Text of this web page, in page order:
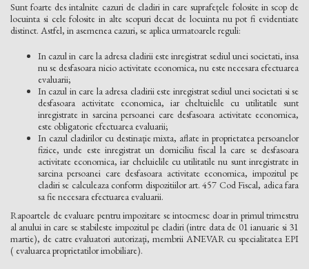
Sunt foarte des intalnite cazuri de cladiri in care suprafețele folosite in scop de
locuinta si cele folosite in alte scopuri decat de locuinta nu pot fi evidentiate
distinct. Astfel, in asemenea cazuri, se aplica urmatoarele reguli:
In cazul in care la adresa cladirii este inregistrat sediul unei societati, insa
nu se desfasoara nicio activitate economica, nu este necesara efectuarea
evaluarii;
In cazul in care la adresa cladirii este inregistrat sediul unei societati si se
desfasoara activitate economica, iar cheltuielile cu utilitatile sunt
inregistrate in sarcina persoanei care desfasoara activitate economica,
este obligatorie efectuarea evaluarii;
In cazul cladirilor cu destinație mixta, aflate in proprietatea persoanelor
fizice, unde este inregistrat un domiciliu fiscal la care se desfasoara
activitate economica, iar cheluielile cu utilitatile nu sunt inregistrate in
sarcina persoanei care desfasoara activitate economica, impozitul pe
cladiri se calculeaza conform dispozitiilor art. 457 Cod Fiscal, adica fara
sa fie necesara efectuarea evaluarii.
Rapoartele de evaluare pentru impozitare se intocmesc doar in primul trimestru
al anului in care se stabileste impozitul pe cladiri (intre data de 01 ianuarie si 31
martie), de catre evaluatori autorizați, membrii ANEVAR cu specialitatea EPI
( evaluarea proprietatilor imobiliare).